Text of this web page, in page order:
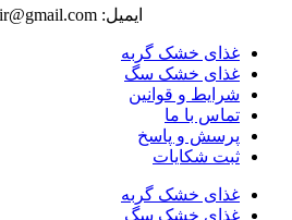
ایمیل: petzip.ir@gmail.com
غذای خشک گربه
غذای خشک سگ
شرایط و قوانین
تماس با ما
پرسش و پاسخ
ثبت شکایات
غذای خشک گربه
غذای خشک سگ